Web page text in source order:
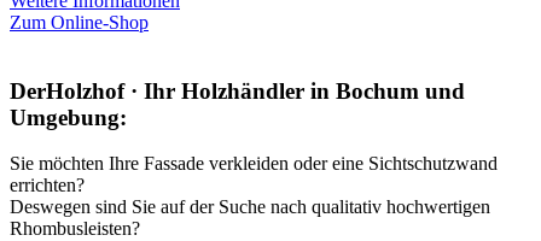
Zum Online-Shop
DerHolzhof · Ihr Holzhändler in Bochum und
Umgebung:
Sie möchten Ihre Fassade verkleiden oder eine Sichtschutzwand
errichten?
Deswegen sind Sie auf der Suche nach qualitativ hochwertigen
Rhombusleisten?